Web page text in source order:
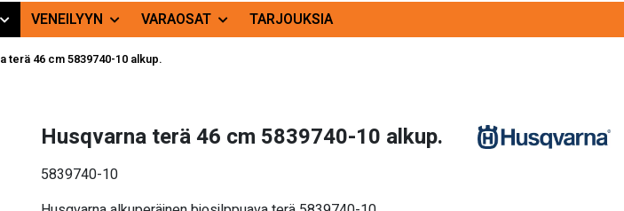
VENEILYYN VARAOSAT TARJOUKSIA
terä 46 cm 5839740-10 alkup.
Husqvarna terä 46 cm 5839740-10 alkup.
5839740-10